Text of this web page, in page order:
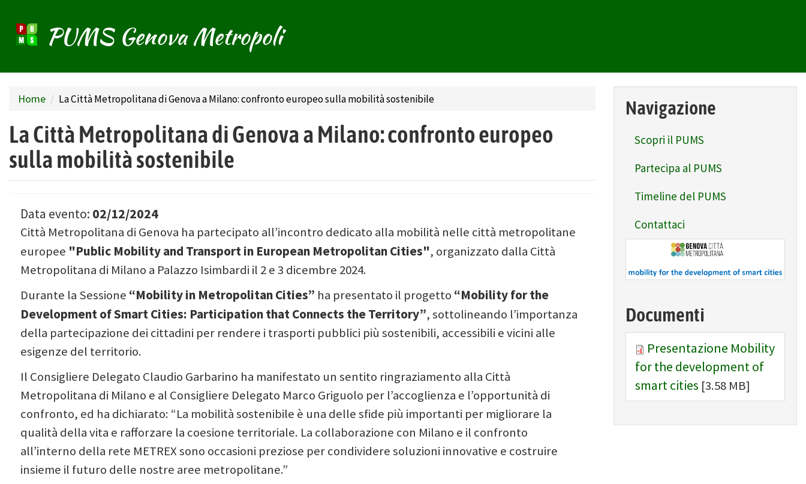
Salta
contenuto
PUMS Genova Metropoli
Home La Città Metropolitana di Genova a Milano: confronto europeo sulla mobilità sostenibile
La Città Metropolitana di Genova a Milano: confronto europeo
sulla mobilità sostenibile
Data evento: 02/12/2024
Città Metropolitana di Genova ha partecipato all’incontro dedicato alla mobilità nelle città metropolitane
europee "Public Mobility and Transport in European Metropolitan Cities", organizzato dalla Città
Metropolitana di Milano a Palazzo Isimbardi il 2 e 3 dicembre 2024.
Durante la Sessione “Mobility in Metropolitan Cities” ha presentato il progetto “Mobility for the
Development of Smart Cities: Participation that Connects the Territory”, sottolineando l’importanza
della partecipazione dei cittadini per rendere i trasporti pubblici più sostenibili, accessibili e vicini alle
esigenze del territorio.
Il Consigliere Delegato Claudio Garbarino ha manifestato un sentito ringraziamento alla Città
Metropolitana di Milano e al Consigliere Delegato Marco Griguolo per l’accoglienza e l’opportunità di
confronto, ed ha dichiarato: “La mobilità sostenibile è una delle sfide più importanti per migliorare la
qualità della vita e rafforzare la coesione territoriale. La collaborazione con Milano e il confronto
all’interno della rete METREX sono occasioni preziose per condividere soluzioni innovative e costruire
insieme il futuro delle nostre aree metropolitane.”
Navigazione
Scopri il PUMS
Partecipa al PUMS
Timeline del PUMS
Contattaci
Documenti
Presentazione Mobility
for the development of
smart cities [3.58 MB]